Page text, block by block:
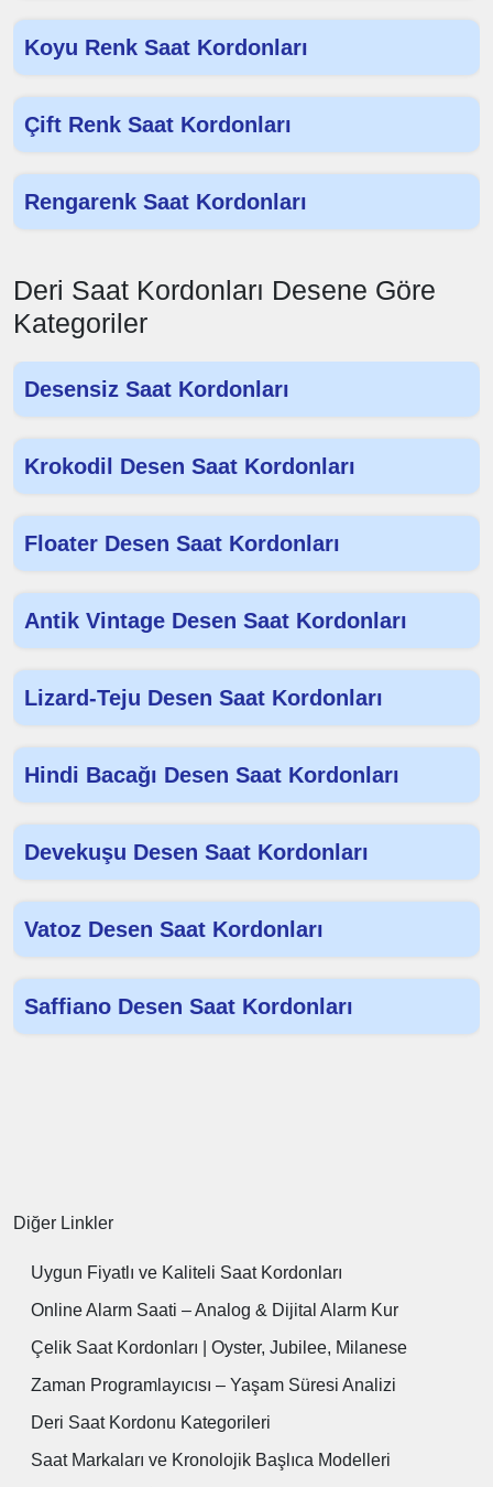
Koyu Renk Saat Kordonları
Çift Renk Saat Kordonları
Rengarenk Saat Kordonları
Deri Saat Kordonları Desene Göre
Kategoriler
Desensiz Saat Kordonları
Krokodil Desen Saat Kordonları
Floater Desen Saat Kordonları
Antik Vintage Desen Saat Kordonları
Lizard-Teju Desen Saat Kordonları
Hindi Bacağı Desen Saat Kordonları
Devekuşu Desen Saat Kordonları
Vatoz Desen Saat Kordonları
Saffiano Desen Saat Kordonları
Diğer Linkler
Uygun Fiyatlı ve Kaliteli Saat Kordonları
Online Alarm Saati – Analog & Dijital Alarm Kur
Çelik Saat Kordonları | Oyster, Jubilee, Milanese
Zaman Programlayıcısı – Yaşam Süresi Analizi
Deri Saat Kordonu Kategorileri
Saat Markaları ve Kronolojik Başlıca Modelleri